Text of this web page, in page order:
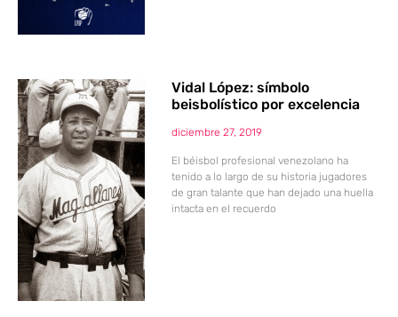
Vidal López: símbolo
beisbolístico por excelencia
diciembre 27, 2019
El béisbol profesional venezolano ha
tenido a lo largo de su historia jugadores
de gran talante que han dejado una huella
intacta en el recuerdo